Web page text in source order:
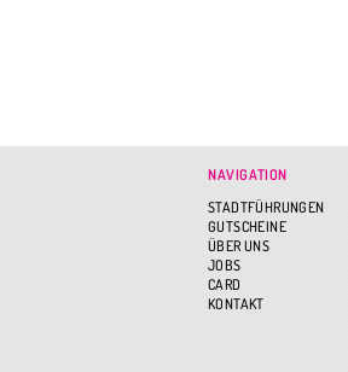
NAVIGATION
STADTFÜHRUNGEN
GUTSCHEINE
ÜBER UNS
JOBS
CARD
KONTAKT